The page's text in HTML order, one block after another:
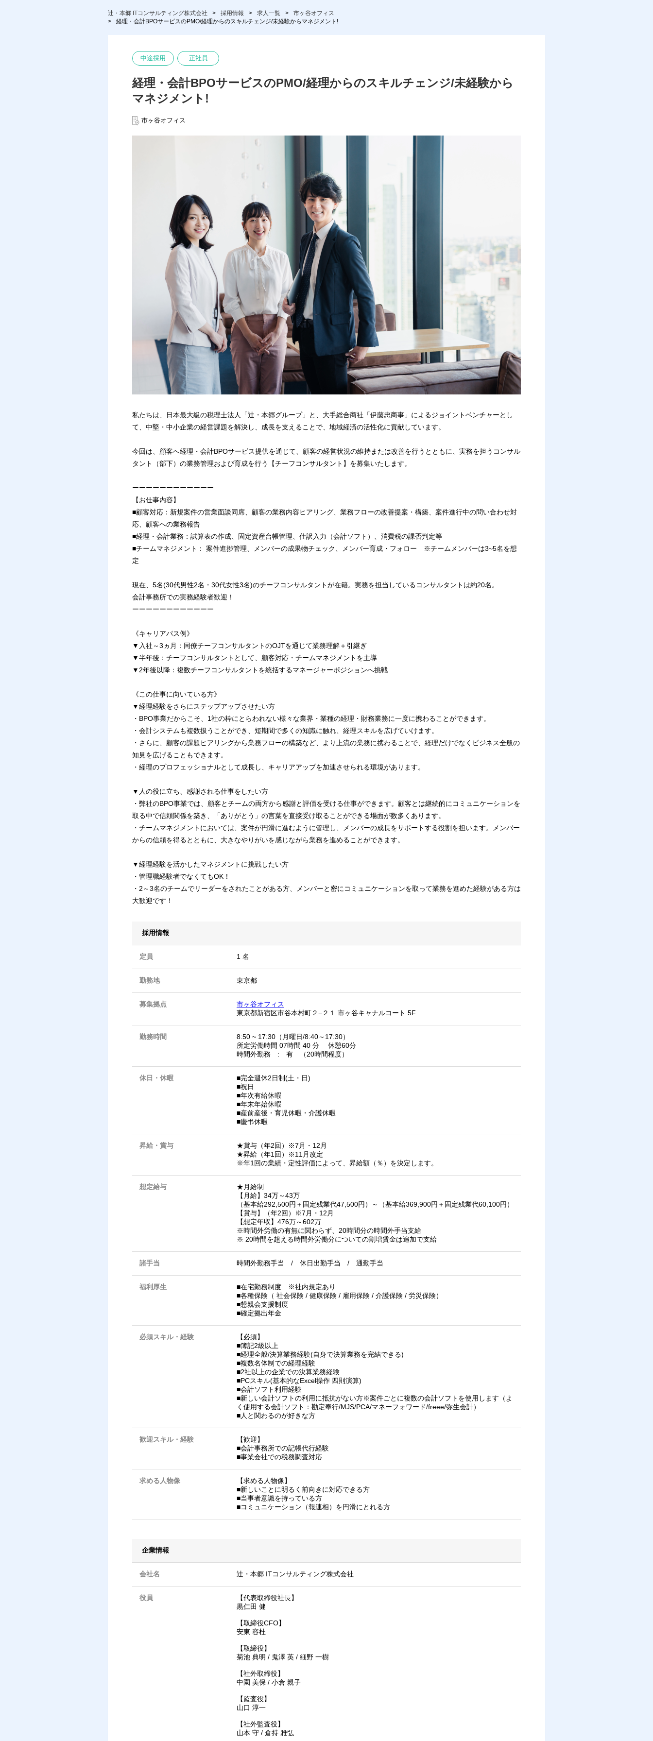
辻・本郷 ITコンサルティング株式会社 採用情報 求人一覧
市ヶ谷オフィス
経理・会計BPOサービスのPMO/経理からのスキルチェンジ/未経験からマネジメント!
中途採用 正社員
経理・会計BPOサービスのPMO/経理からのスキルチェンジ/未経験から
マネジメント!
市ヶ谷オフィス
私たちは、日本最大級の税理士法人「辻・本郷グループ」と、大手総合商社「伊藤忠商事」によるジョイントベンチャーとし
て、中堅・中小企業の経営課題を解決し、成長を支えることで、地域経済の活性化に貢献しています。
今回は、顧客へ経理・会計BPOサービス提供を通じて、顧客の経営状況の維持または改善を行うとともに、実務を担うコンサル
タント（部下）の業務管理および育成を行う【チーフコンサルタント】を募集いたします。
ーーーーーーーーーーーー
【お仕事内容】
■顧客対応：新規案件の営業面談同席、顧客の業務内容ヒアリング、業務フローの改善提案・構築、案件進行中の問い合わせ対
応、顧客への業務報告
■経理・会計業務：試算表の作成、固定資産台帳管理、仕訳入力（会計ソフト）、消費税の課否判定等
■チームマネジメント： 案件進捗管理、メンバーの成果物チェック、メンバー育成・フォロー ※チームメンバーは3~5名を想
定
現在、5名(30代男性2名・30代女性3名)のチーフコンサルタントが在籍。実務を担当しているコンサルタントは約20名。
会計事務所での実務経験者歓迎！
ーーーーーーーーーーーー
《キャリアパス例》
▼入社～3ヵ月：同僚チーフコンサルタントのOJTを通じて業務理解＋引継ぎ
▼半年後：チーフコンサルタントとして、顧客対応・チームマネジメントを主導
▼2年後以降：複数チーフコンサルタントを統括するマネージャーポジションへ挑戦
《この仕事に向いている方》
▼経理経験をさらにステップアップさせたい方
・BPO事業だからこそ、1社の枠にとらわれない様々な業界・業種の経理・財務業務に一度に携わることができます。
・会計システムも複数扱うことができ、短期間で多くの知識に触れ、経理スキルを広げていけます。
・さらに、顧客の課題ヒアリングから業務フローの構築など、より上流の業務に携わることで、経理だけでなくビジネス全般の
知見を広げることもできます。
・経理のプロフェッショナルとして成長し、キャリアアップを加速させられる環境があります。
▼人の役に立ち、感謝される仕事をしたい方
・弊社のBPO事業では、顧客とチームの両方から感謝と評価を受ける仕事ができます。顧客とは継続的にコミュニケーションを
取る中で信頼関係を築き、「ありがとう」の言葉を直接受け取ることができる場面が数多くあります。
・チームマネジメントにおいては、案件が円滑に進むように管理し、メンバーの成長をサポートする役割を担います。メンバー
からの信頼を得るとともに、大きなやりがいを感じながら業務を進めることができます。
▼経理経験を活かしたマネジメントに挑戦したい方
・管理職経験者でなくてもOK！
・2～3名のチームでリーダーをされたことがある方、メンバーと密にコミュニケーションを取って業務を進めた経験がある方は
大歓迎です！
採用情報
定員 1 名
勤務地 東京都
募集拠点
市ヶ谷オフィス
東京都新宿区市谷本村町２−２１ 市ヶ谷キャナルコート 5F
勤務時間
8:50 ~ 17:30（月曜日/8:40～17:30）
所定労働時間 07時間 40 分 休憩60分
時間外勤務 : 有 （20時間程度）
休日・休暇
■完全週休2日制(土・日)
■祝日
■年次有給休暇
■年末年始休暇
■産前産後・育児休暇・介護休暇
■慶弔休暇
昇給・賞与
★賞与（年2回）※7月・12月
★昇給（年1回）※11月改定
※年1回の業績・定性評価によって、昇給額（％）を決定します。
想定給与
★月給制
【月給】34万～43万
（基本給292,500円＋固定残業代47,500円）～（基本給369,900円＋固定残業代60,100円）
【賞与】（年2回）※7月・12月
【想定年収】476万～602万
※時間外労働の有無に関わらず、20時間分の時間外手当支給
※ 20時間を超える時間外労働分についての割増賃金は追加で支給
諸手当 時間外勤務手当 / 休日出勤手当 / 通勤手当
福利厚生
■在宅勤務制度 ※社内規定あり
■各種保険（ 社会保険 / 健康保険 / 雇用保険 / 介護保険 / 労災保険）
■懇親会支援制度
■確定拠出年金
必須スキル・経験
【必須】
■簿記2級以上
■経理全般/決算業務経験(自身で決算業務を完結できる)
■複数名体制での経理経験
■2社以上の企業での決算業務経験
■PCスキル(基本的なExcel操作 四則演算)
■会計ソフト利用経験
■新しい会計ソフトの利用に抵抗がない方※案件ごとに複数の会計ソフトを使用します（よ
く使用する会計ソフト：勘定奉行/MJS/PCA/マネーフォワード/freee/弥生会計）
■人と関わるのが好きな方
歓迎スキル・経験
【歓迎】
■会計事務所での記帳代行経験
■事業会社での税務調査対応
求める人物像
【求める人物像】
■新しいことに明るく前向きに対応できる方
■当事者意識を持っている方
■コミュニケーション（報連相）を円滑にとれる方
企業情報
会社名 辻・本郷 ITコンサルティング株式会社
役員
【代表取締役社長】
黒仁田 健
【取締役CFO】
安東 容杜
【取締役】
菊池 典明 / 鬼澤 英 / 細野 一樹
【社外取締役】
中園 美保 / 小倉 親子
【監査役】
山口 淳一
【社外監査役】
山本 守 / 倉持 雅弘